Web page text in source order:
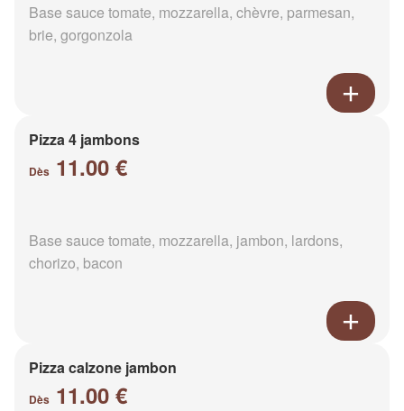
Base sauce tomate, mozzarella, chèvre, parmesan,
brie, gorgonzola
Pizza 4 jambons
Dès 11.00 €
Base sauce tomate, mozzarella, jambon, lardons,
chorizo, bacon
Pizza calzone jambon
Dès 11.00 €